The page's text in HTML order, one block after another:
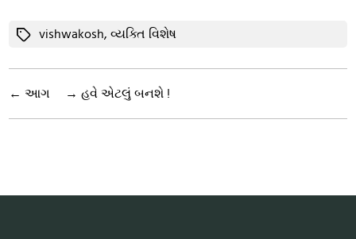
Tagsvishwakosh,વ્યક્તિ વિશેષ
← આગ → હવે એટલું બનશે !